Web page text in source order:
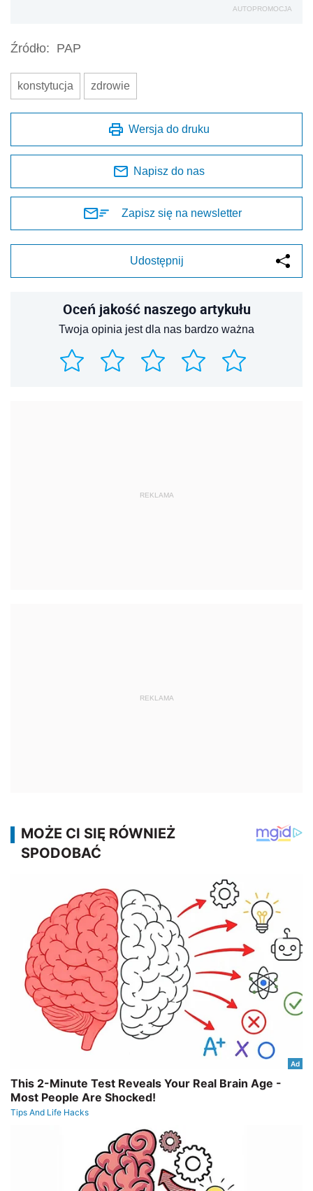
AUTOPROMOCJA
Źródło: PAP
konstytucja zdrowie
Wersja do druku
Napisz do nas
Zapisz się na newsletter
Udostępnij
Oceń jakość naszego artykułu
Twoja opinia jest dla nas bardzo ważna
REKLAMA
REKLAMA